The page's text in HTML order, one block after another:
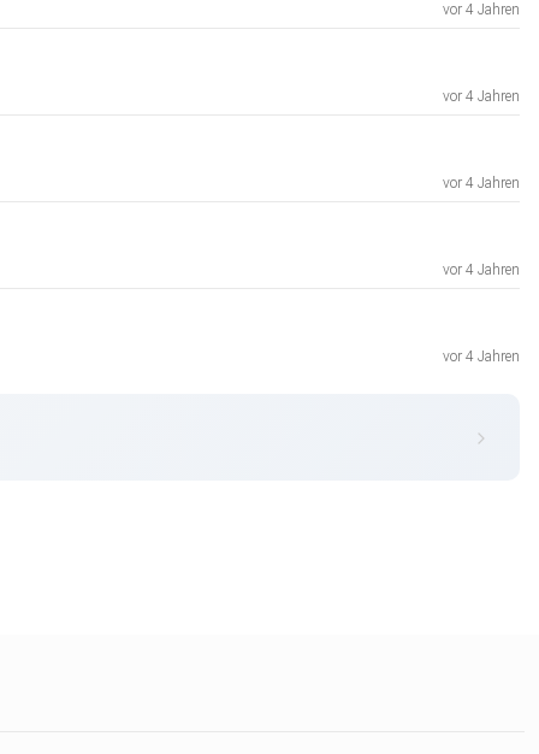
vor 4 Jahren
vor 4 Jahren
vor 4 Jahren
vor 4 Jahren
vor 4 Jahren